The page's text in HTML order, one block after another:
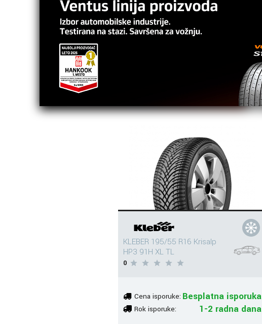
KLEBER 195/55 R16 Krisalp
HP3 91H XL TL
0
Cena isporuke: Besplatna isporuka
Rok isporuke: 1-2 radna dana